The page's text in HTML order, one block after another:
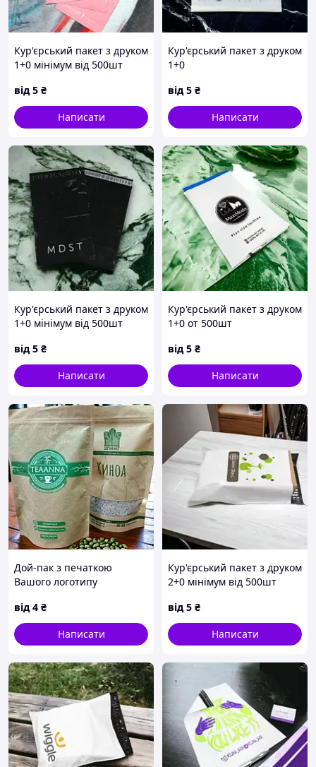
Кур'єрський пакет з друком
1+0 мінімум від 500шт
від 5 ₴
Написати
Кур'єрський пакет з друком
1+0
від 5 ₴
Написати
Кур'єрський пакет з друком
1+0 мінімум від 500шт
від 5 ₴
Написати
Кур'єрський пакет з друком
1+0 от 500шт
від 5 ₴
Написати
Дой-пак з печаткою
Вашого логотипу
від 4 ₴
Написати
Кур'єрський пакет з друком
2+0 мінімум від 500шт
від 5 ₴
Написати